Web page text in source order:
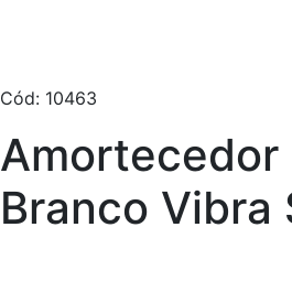
Cód: 10463
Amortecedor
Branco Vibra